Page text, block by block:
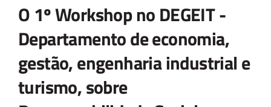
O 1º Workshop no DEGEIT -
Departamento de economia,
gestão, engenharia industrial e
turismo, sobre